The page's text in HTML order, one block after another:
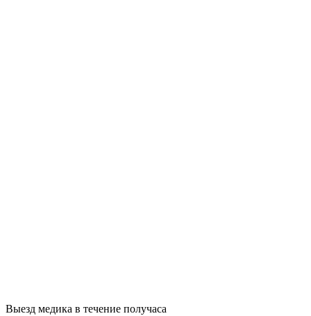
Выезд медика в течение получаса